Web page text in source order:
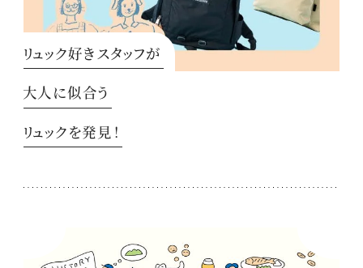
リュック好きスタッフが
大人に似合う
リュックを発見！